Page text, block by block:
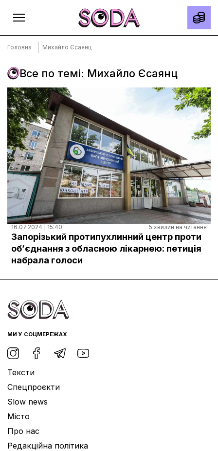
Головна
Тексти
Спецпроєкти
Slow news
Місто
Про нас
Редакційна політика
Правила використання матеріалів
Документи
Головна Михайло Єсаянц
Все по темі: Михайло Єсаянц
16.07.2024 | 15:40 5 хвилин на читання
Запорізький протипухлинний центр проти
обʼєднання з обласною лікарнею: петиція
набрала голоси
МИ У СОЦМЕРЕЖАХ
Тексти
Спецпроєкти
Slow news
Місто
Про нас
Редакційна політика